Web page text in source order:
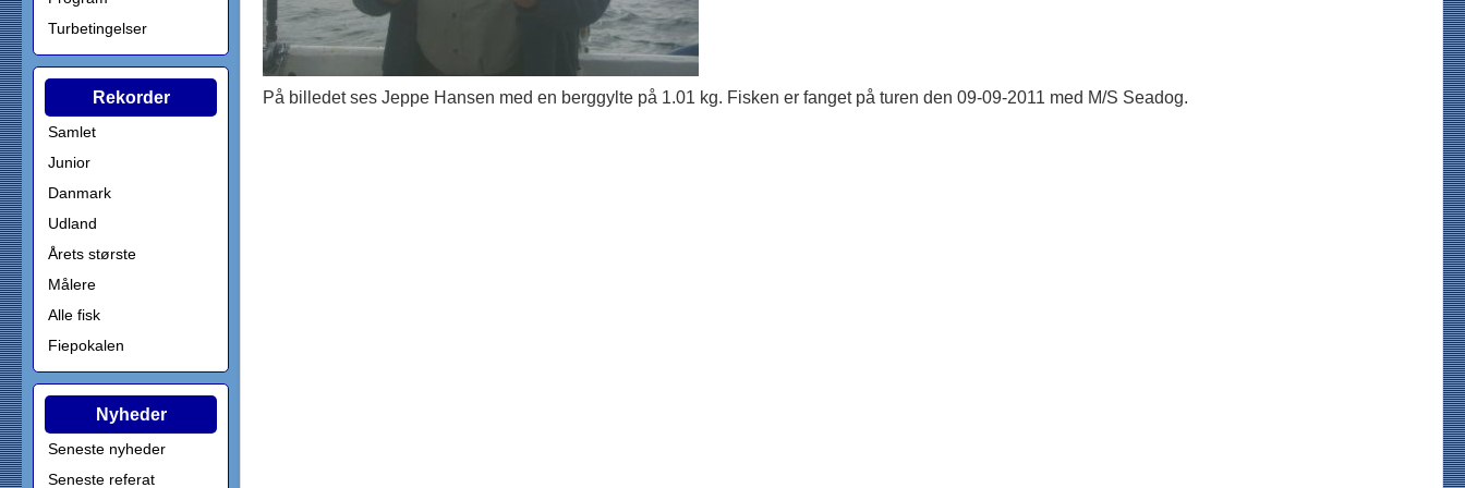
Turbetingelser
Rekorder
Samlet
Junior
Danmark
Udland
Årets største
Målere
Alle fisk
Fiepokalen
Nyheder
Seneste nyheder
Seneste referat
På billedet ses Jeppe Hansen med en berggylte på 1.01 kg. Fisken er fanget på turen den 09-09-2011 med M/S Seadog.